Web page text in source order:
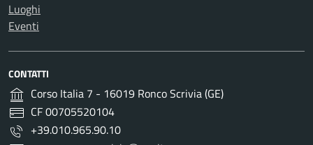
Luoghi
Eventi
CONTATTI
Corso Italia 7 - 16019 Ronco Scrivia (GE)
CF 00705520104
+39.010.965.90.10